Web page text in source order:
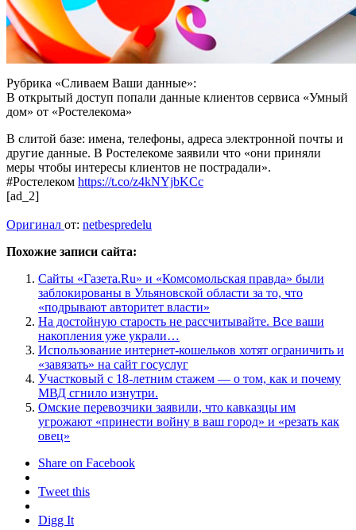
Рубрика «Сливаем Ваши данные»:
В открытый доступ попали данные клиентов сервиса «Умный
дом» от «Ростелекома»
В слитой базе: имена, телефоны, адреса электронной почты и
другие данные. В Ростелекоме заявили что «они приняли
меры чтобы интересы клиентов не пострадали».
#Ростелеком https://t.co/z4kNYjbKCc
[ad_2]
Оригинал от: netbespredelu
Похожие записи сайта:
Сайты «Газета.Ru» и «Комсомольская правда» были
заблокированы в Ульяновской области за то, что
«подрывают авторитет власти»
На достойную старость не рассчитывайте. Все ваши
накопления уже украли…
Использование интернет-кошельков хотят ограничить и
«завязать» на сайт госуслуг
Участковый с 18-летним стажем — о том, как и почему
МВД сгнило изнутри.
Омские перевозчики заявили, что кавказцы им
угрожают «принести войну в ваш город» и «резать как
овец»
Share on Facebook
Tweet this
Digg It